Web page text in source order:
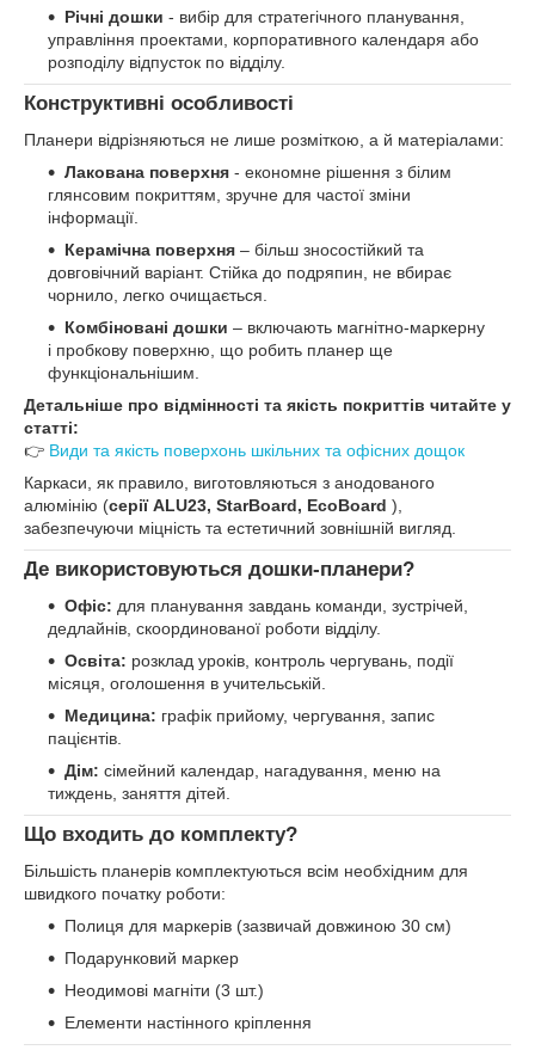
Річні дошки - вибір для стратегічного планування,
управління проектами, корпоративного календаря або
розподілу відпусток по відділу.
Конструктивні особливості
Планери відрізняються не лише розміткою, а й матеріалами:
Лакована поверхня - економне рішення з білим
глянсовим покриттям, зручне для частої зміни
інформації.
Керамічна поверхня – більш зносостійкий та
довговічний варіант. Стійка до подряпин, не вбирає
чорнило, легко очищається.
Комбіновані дошки – включають магнітно-маркерну
і пробкову поверхню, що робить планер ще
функціональнішим.
Детальніше про відмінності та якість покриттів читайте у
статті:
👉 Види та якість поверхонь шкільних та офісних дощок
Каркаси, як правило, виготовляються з анодованого
алюмінію (серії ALU23, StarBoard, EcoBoard ),
забезпечуючи міцність та естетичний зовнішній вигляд.
Де використовуються дошки-планери?
Офіс: для планування завдань команди, зустрічей,
дедлайнів, скоординованої роботи відділу.
Освіта: розклад уроків, контроль чергувань, події
місяця, оголошення в учительській.
Медицина: графік прийому, чергування, запис
пацієнтів.
Дім: сімейний календар, нагадування, меню на
тиждень, заняття дітей.
Що входить до комплекту?
Більшість планерів комплектуються всім необхідним для
швидкого початку роботи:
Полиця для маркерів (зазвичай довжиною 30 см)
Подарунковий маркер
Неодимові магніти (3 шт.)
Елементи настінного кріплення